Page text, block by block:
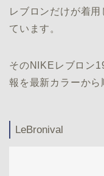
レブロンだけが着
ています。
そのNIKEレブロン
報を最新カラーから
LeBronival